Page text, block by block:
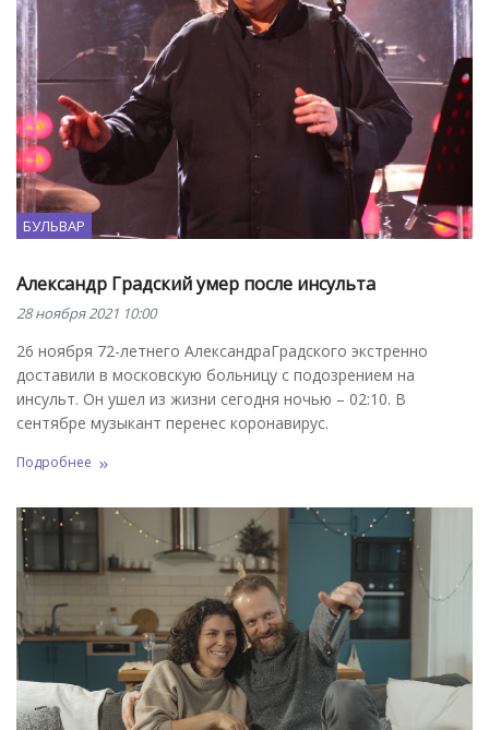
БУЛЬВАР
Александр Градский умер после инсульта
28 ноября 2021 10:00
26 ноября 72-летнего АлександраГрадского экстренно
доставили в московскую больницу с подозрением на
инсульт. Он ушел из жизни сегодня ночью – 02:10. В
сентябре музыкант перенес коронавирус.
Подробнее